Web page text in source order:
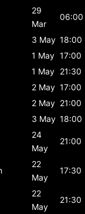
29
Mar
06:00
3 May 18:00
1 May 17:00
1 May 21:30
2 May 17:00
2 May 21:00
3 May 18:00
24
May
21:00
22
May
17:30
22
May
21:30